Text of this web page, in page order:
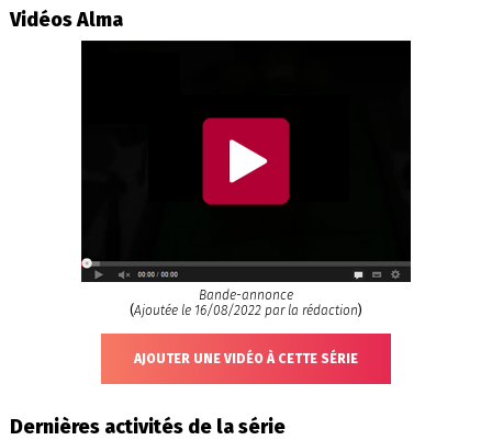
Vidéos Alma
Bande-annonce
(Ajoutée le 16/08/2022 par la rédaction)
AJOUTER UNE VIDÉO À CETTE SÉRIE
Dernières activités de la série